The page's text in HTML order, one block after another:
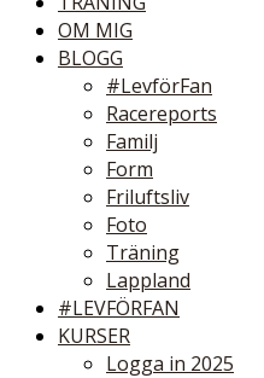
OM MIG
BLOGG
#LevförFan
Racereports
Familj
Form
Friluftsliv
Foto
Träning
Lappland
#LEVFÖRFAN
KURSER
Logga in 2025